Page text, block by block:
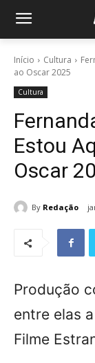
Início Cultura
ao Oscar 2025
Cultura
Estou
Oscar
By Redação
Produção
entre elas
Filme